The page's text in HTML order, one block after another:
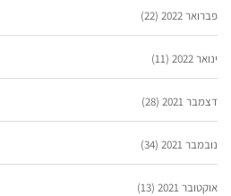
פברואר 2022 (22)
ינואר 2022 (11)
דצמבר 2021 (28)
נובמבר 2021 (34)
אוקטובר 2021 (13)